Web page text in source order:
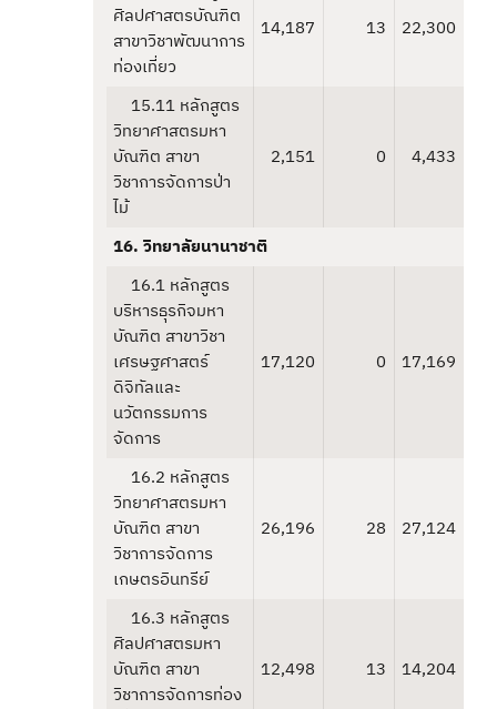
ศิลปศาสตรบัณฑิต
สาขาวิชาพัฒนาการ
ท่องเที่ยว
14,187 13 22,300
15.11 หลักสูตร
วิทยาศาสตรมหา
บัณฑิต สาขา
วิชาการจัดการป่า
ไม้
2,151 0 4,433
16. วิทยาลัยนานาชาติ
16.1 หลักสูตร
บริหารธุรกิจมหา
บัณฑิต สาขาวิชา
เศรษฐศาสตร์
ดิจิทัลและ
นวัตกรรมการ
จัดการ
17,120 0 17,169
16.2 หลักสูตร
วิทยาศาสตรมหา
บัณฑิต สาขา
วิชาการจัดการ
เกษตรอินทรีย์
26,196 28 27,124
16.3 หลักสูตร
ศิลปศาสตรมหา
บัณฑิต สาขา
วิชาการจัดการท่อง
12,498 13 14,204